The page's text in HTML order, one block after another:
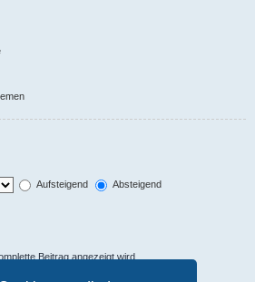
Aufsteigend
Absteigend
Beitrag angezeigt wird.